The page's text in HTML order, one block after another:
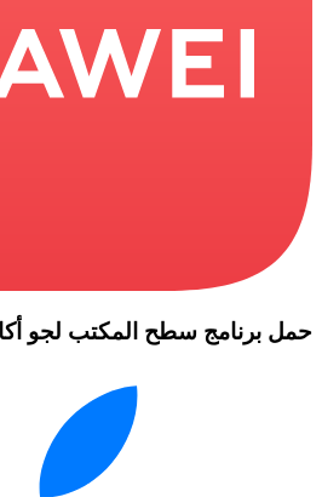
حمل برنامج سطح المكتب لجو